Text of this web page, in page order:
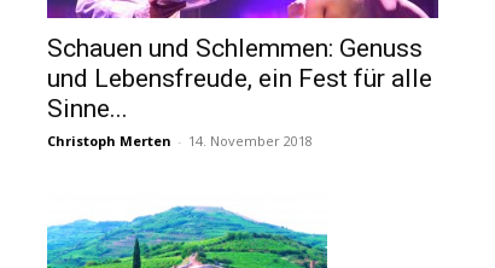
Schauen und Schlemmen: Genuss
und Lebensfreude, ein Fest für alle
Sinne...
Christoph Merten - 14. November 2018